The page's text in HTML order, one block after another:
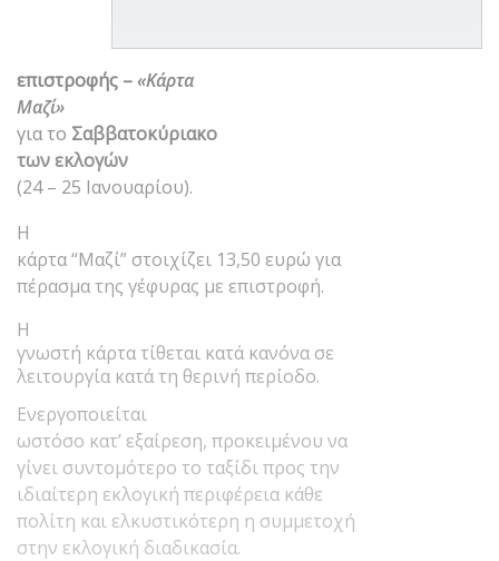
επιστροφής –«Κάρτα
Μαζί»
για το Σαββατοκύριακο
των εκλογών
(24 – 25 Ιανουαρίου).
Η
κάρτα “Μαζί” στοιχίζει 13,50 ευρώ για
πέρασμα της γέφυρας με επιστροφή.
Η
γνωστή κάρτα τίθεται κατά κανόνα σε
λειτουργία κατά τη θερινή περίοδο.
Ενεργοποιείται
ωστόσο κατ’ εξαίρεση, προκειμένου να
γίνει συντομότερο το ταξίδι προς την
ιδιαίτερη εκλογική περιφέρεια κάθε
πολίτη και ελκυστικότερη η συμμετοχή
στην εκλογική διαδικασία.